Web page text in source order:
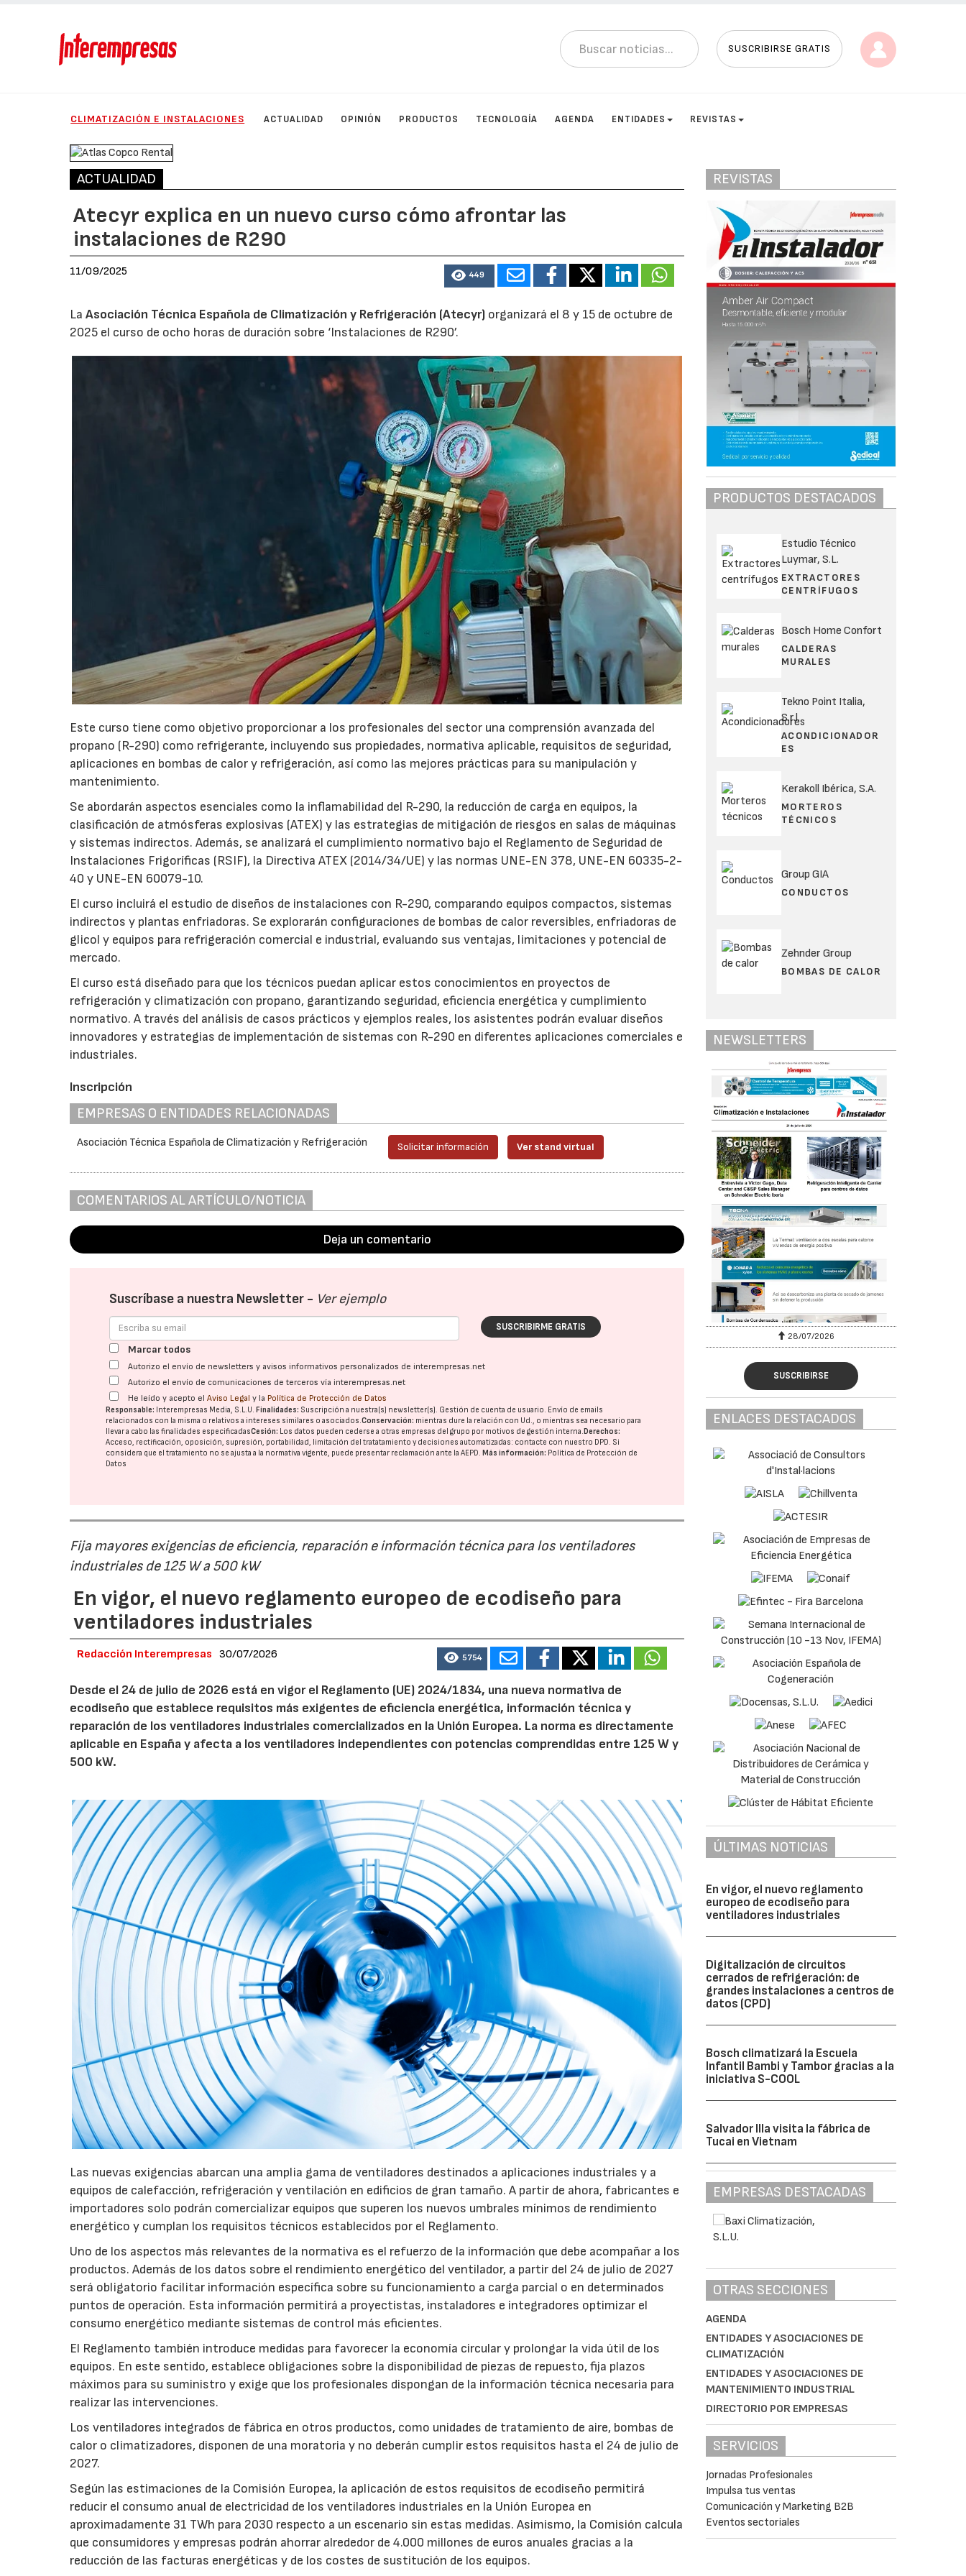
SUSCRIBIRSE GRATIS
CLIMATIZACIÓN E INSTALACIONES ACTUALIDAD OPINIÓN PRODUCTOS TECNOLOGÍA AGENDA ENTIDADES REVISTAS
ACTUALIDAD
Atecyr explica en un nuevo curso cómo afrontar las
instalaciones de R290
11/09/2025 449
LaAsociación Técnica Española de Climatización y Refrigeración (Atecyr) organizará el 8 y 15 de octubre de
2025 el curso de ocho horas de duración sobre ‘Instalaciones de R290’.
Este curso tiene como objetivo proporcionar a los profesionales del sector una comprensión avanzada del
propano (R-290) como refrigerante, incluyendo sus propiedades, normativa aplicable, requisitos de seguridad,
aplicaciones en bombas de calor y refrigeración, así como las mejores prácticas para su manipulación y
mantenimiento.
Se abordarán aspectos esenciales como la inflamabilidad del R-290, la reducción de carga en equipos, la
clasificación de atmósferas explosivas (ATEX) y las estrategias de mitigación de riesgos en salas de máquinas
y sistemas indirectos. Además, se analizará el cumplimiento normativo bajo el Reglamento de Seguridad de
Instalaciones Frigoríficas (RSIF), la Directiva ATEX (2014/34/UE) y las normas UNE-EN 378, UNE-EN 60335-2-
40 y UNE-EN 60079-10.
El curso incluirá el estudio de diseños de instalaciones con R-290, comparando equipos compactos, sistemas
indirectos y plantas enfriadoras. Se explorarán configuraciones de bombas de calor reversibles, enfriadoras de
glicol y equipos para refrigeración comercial e industrial, evaluando sus ventajas, limitaciones y potencial de
mercado.
El curso está diseñado para que los técnicos puedan aplicar estos conocimientos en proyectos de
refrigeración y climatización con propano, garantizando seguridad, eficiencia energética y cumplimiento
normativo. A través del análisis de casos prácticos y ejemplos reales, los asistentes podrán evaluar diseños
innovadores y estrategias de implementación de sistemas con R-290 en diferentes aplicaciones comerciales e
industriales.
Inscripción
EMPRESAS O ENTIDADES RELACIONADAS
Asociación Técnica Española de Climatización y Refrigeración Solicitar información Ver stand virtual
COMENTARIOS AL ARTÍCULO/NOTICIA
Deja un comentario
Suscríbase a nuestra Newsletter - Ver ejemplo
SUSCRIBIRME GRATIS
Marcar todos
Autorizo el envío de newsletters y avisos informativos personalizados de interempresas.net
Autorizo el envío de comunicaciones de terceros vía interempresas.net
He leído y acepto elAviso Legal y la Política de Protección de Datos
Responsable: Interempresas Media, S.L.U.Finalidades: Suscripción a nuestra(s) newsletter(s). Gestión de cuenta de usuario. Envío de emails
relacionados con la misma o relativos a intereses similares o asociados.Conservación: mientras dure la relación con Ud., o mientras sea necesario para
llevar a cabo las finalidades especificadasCesión: Los datos pueden cederse a otras empresas del grupo por motivos de gestión interna.Derechos:
Acceso, rectificación, oposición, supresión, portabilidad, limitación del tratatamiento y decisiones automatizadas: contacte con nuestro DPD. Si
considera que el tratamiento no se ajusta a la normativa vigente, puede presentar reclamación ante laAEPD.Más información: Política de Protección de
Datos
Fija mayores exigencias de eficiencia, reparación e información técnica para los ventiladores
industriales de 125 W a 500 kW
En vigor, el nuevo reglamento europeo de ecodiseño para
ventiladores industriales
Redacción Interempresas 30/07/2026 5754
Desde el 24 de julio de 2026 está en vigor el Reglamento (UE) 2024/1834, una nueva normativa de
ecodiseño que establece requisitos más exigentes de eficiencia energética, información técnica y
reparación de los ventiladores industriales comercializados en la Unión Europea. La norma es directamente
aplicable en España y afecta a los ventiladores independientes con potencias comprendidas entre 125 W y
500 kW.
Las nuevas exigencias abarcan una amplia gama de ventiladores destinados a aplicaciones industriales y a
equipos de calefacción, refrigeración y ventilación en edificios de gran tamaño. A partir de ahora, fabricantes e
importadores solo podrán comercializar equipos que superen los nuevos umbrales mínimos de rendimiento
energético y cumplan los requisitos técnicos establecidos por el Reglamento.
Uno de los aspectos más relevantes de la normativa es el refuerzo de la información que debe acompañar a los
productos. Además de los datos sobre el rendimiento energético del ventilador, a partir del 24 de julio de 2027
será obligatorio facilitar información específica sobre su funcionamiento a carga parcial o en determinados
puntos de operación. Esta información permitirá a proyectistas, instaladores e integradores optimizar el
consumo energético mediante sistemas de control más eficientes.
El Reglamento también introduce medidas para favorecer la economía circular y prolongar la vida útil de los
equipos. En este sentido, establece obligaciones sobre la disponibilidad de piezas de repuesto, fija plazos
máximos para su suministro y exige que los profesionales dispongan de la información técnica necesaria para
realizar las intervenciones.
Los ventiladores integrados de fábrica en otros productos, como unidades de tratamiento de aire, bombas de
calor o climatizadores, disponen de una moratoria y no deberán cumplir estos requisitos hasta el 24 de julio de
2027.
Según las estimaciones de la Comisión Europea, la aplicación de estos requisitos de ecodiseño permitirá
reducir el consumo anual de electricidad de los ventiladores industriales en la Unión Europea en
aproximadamente 31 TWh para 2030 respecto a un escenario sin estas medidas. Asimismo, la Comisión calcula
que consumidores y empresas podrán ahorrar alrededor de 4.000 millones de euros anuales gracias a la
reducción de las facturas energéticas y de los costes de sustitución de los equipos.
REVISTAS
PRODUCTOS DESTACADOS
Estudio Técnico
Luymar, S.L.
EXTRACTORES
CENTRÍFUGOS
Bosch Home Confort
CALDERAS
MURALES
Tekno Point Italia,
S.r.l.
ACONDICIONADOR
ES
Kerakoll Ibérica, S.A.
MORTEROS
TÉCNICOS
Group GIA
CONDUCTOS
Zehnder Group
BOMBAS DE CALOR
NEWSLETTERS
30/07/2026 28/07/2026
SUSCRIBIRSE
ENLACES DESTACADOS
ÚLTIMAS NOTICIAS
En vigor, el nuevo reglamento
europeo de ecodiseño para
ventiladores industriales
Digitalización de circuitos
cerrados de refrigeración: de
grandes instalaciones a centros de
datos (CPD)
Bosch climatizará la Escuela
Infantil Bambi y Tambor gracias a la
iniciativa S-COOL
Salvador Illa visita la fábrica de
Tucai en Vietnam
EMPRESAS DESTACADAS
OTRAS SECCIONES
AGENDA
ENTIDADES Y ASOCIACIONES DE
CLIMATIZACIÓN
ENTIDADES Y ASOCIACIONES DE
MANTENIMIENTO INDUSTRIAL
DIRECTORIO POR EMPRESAS
SERVICIOS
Jornadas Profesionales
Impulsa tus ventas
Comunicación y Marketing B2B
Eventos sectoriales